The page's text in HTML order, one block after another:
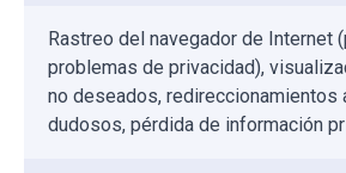
Rastreo del navegador de Internet
problemas de privacidad),
no deseados, redireccionamientos
dudosos, pérdida de información